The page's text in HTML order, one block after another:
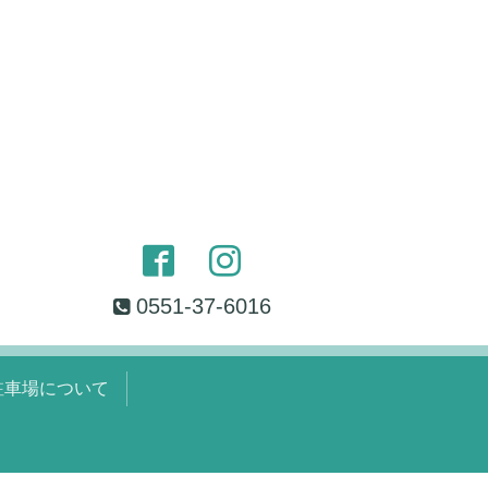
0551-37-6016
車場について